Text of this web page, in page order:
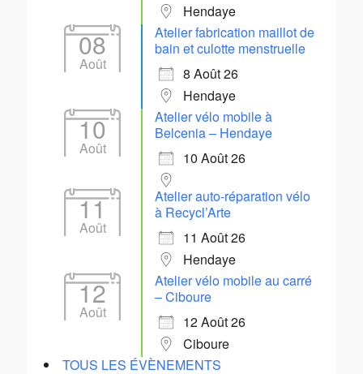
Hendaye
08
Août
Atelier fabrication maillot de
bain et culotte menstruelle
8 Août 26
Hendaye
10
Août
Atelier vélo mobile à
Belcenia – Hendaye
10 Août 26
11
Août
Atelier auto-réparation vélo
à Recycl’Arte
11 Août 26
Hendaye
12
Août
Atelier vélo mobile au carré
– Ciboure
12 Août 26
Ciboure
TOUS LES ÉVÈNEMENTS